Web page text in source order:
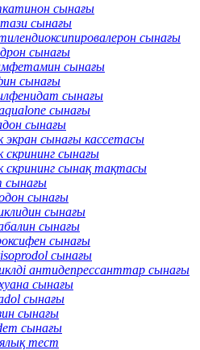
сынағы
сынағы
сынағы
сынағы
сынағы
сынағы
сынағы
сынағы
сынағы
экран сынағы кассетасы
скрининг сынағы
скрининг сынақ тақтасы
сынағы
сынағы
сынағы
сынағы
сынағы
сынағы
антидепрессанттар сынағы
сынағы
сынағы
сынағы
сынағы
тест